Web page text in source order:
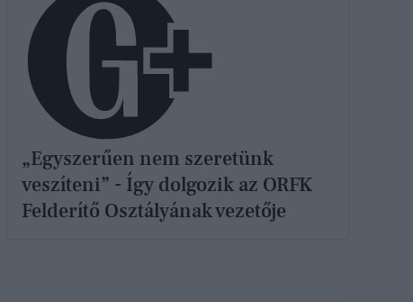
„Egyszerűen nem szeretünk
veszíteni” - Így dolgozik az ORFK
Felderítő Osztályának vezetője